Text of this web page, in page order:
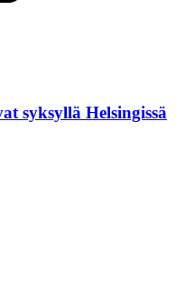
syksyllä Helsingissä